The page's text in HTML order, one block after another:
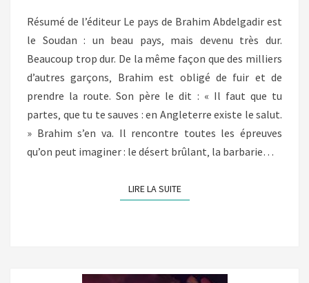
DEUTSCH)
Résumé de l’éditeur Le pays de Brahim Abdelgadir est
le Soudan : un beau pays‚ mais devenu très dur.
Beaucoup trop dur. De la même façon que des milliers
d’autres garçons‚ Brahim est obligé de fuir et de
prendre la route. Son père le dit : « Il faut que tu
partes‚ que tu te sauves : en Angleterre existe le salut.
» Brahim s’en va. Il rencontre toutes les épreuves
qu’on peut imaginer : le désert brûlant‚ la barbarie…
LIRE LA SUITELIRE LA SUITE